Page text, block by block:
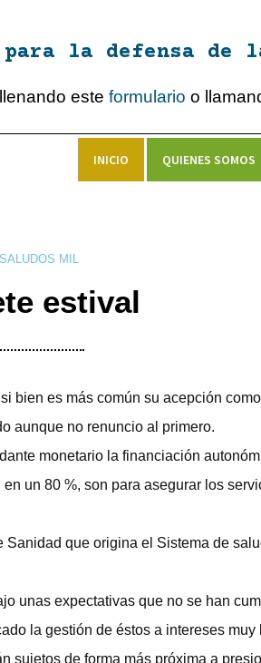
para la defensa de
esteformulario o
INICIO QUIENES SOMOS
SALUDOS MIL
estival
bien es más común su acepción
aunque no renuncio al primero.
monetario la financiación
un 80 %, son para asegurar los
que origina el Sistema de
unas expectativas que no se han
la gestión de éstos a intereses
sujetos de forma más próxima a